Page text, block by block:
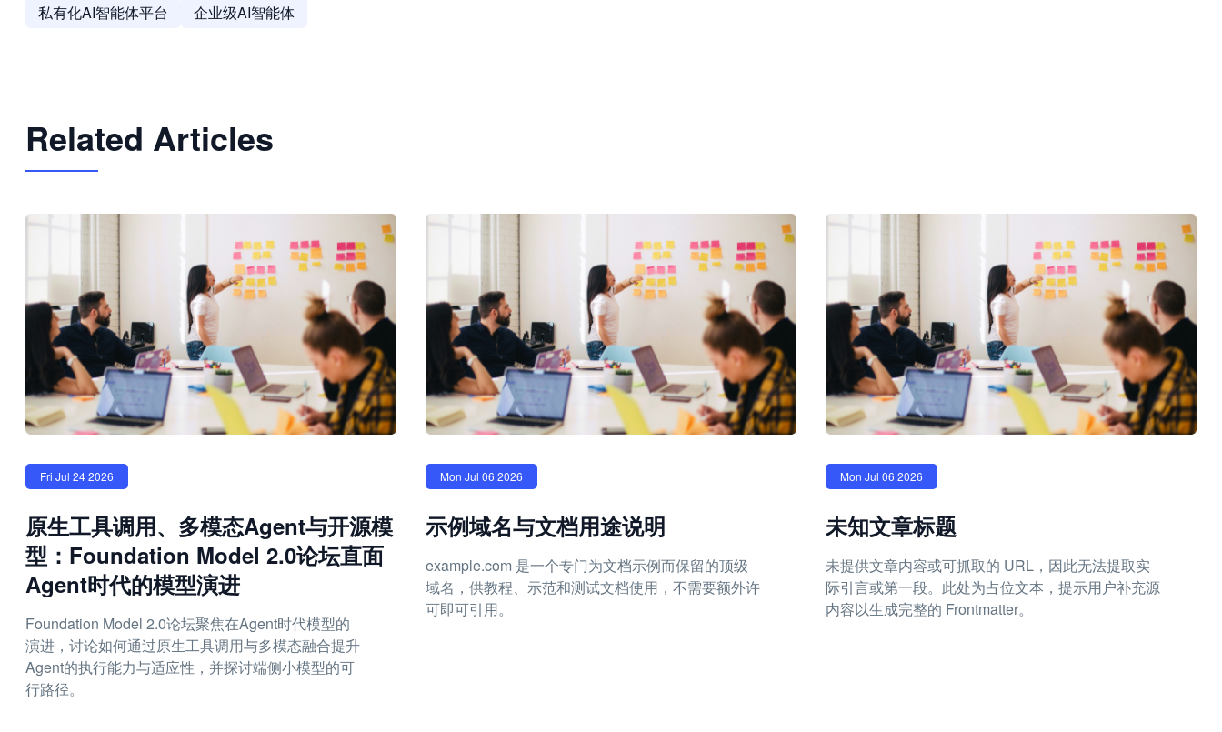
私有化AI智能体平台
企业级AI智能体
Related Articles
Fri Jul 24 2026
原生工具调用、多模态Agent与开源模
型：Foundation Model 2.0论坛直面
Agent时代的模型演进
Foundation Model 2.0论坛聚焦在Agent时代模型的
演进，讨论如何通过原生工具调用与多模态融合提升
Agent的执行能力与适应性，并探讨端侧小模型的可
行路径。
Mon Jul 06 2026
示例域名与文档用途说明
example.com 是一个专门为文档示例而保留的顶级
域名，供教程、示范和测试文档使用，不需要额外许
可即可引用。
Mon Jul 06 2026
未知文章标题
未提供文章内容或可抓取的 URL，因此无法提取实
际引言或第一段。此处为占位文本，提示用户补充源
内容以生成完整的 Frontmatter。